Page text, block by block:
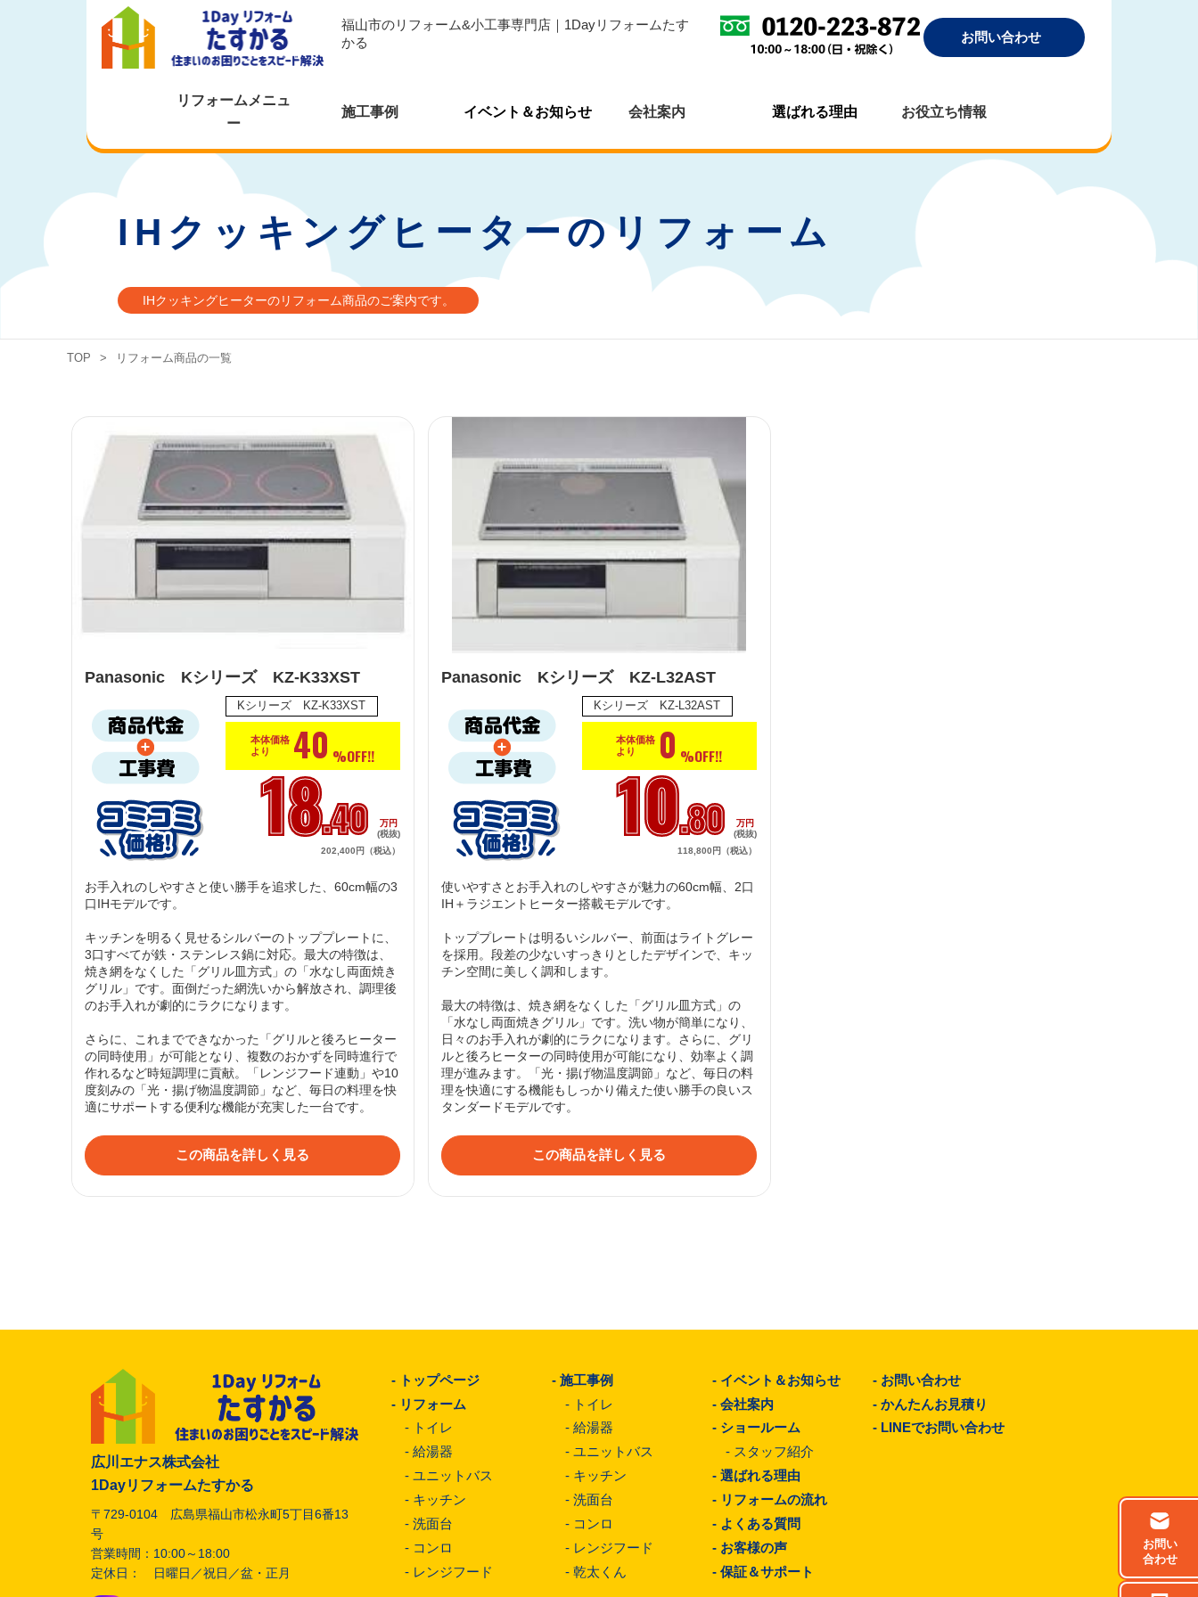
福山市のリフォーム&小工事専門店｜1Dayリフォームたす
かる
お問い合わせ
リフォームメニュ
ー
施工事例 イベント＆お知らせ 会社案内 選ばれる理由 お役立ち情報
IHクッキングヒーターのリフォーム
IHクッキングヒーターのリフォーム商品のご案内です。
TOP > リフォーム商品の一覧
Panasonic Kシリーズ KZ-K33XST
Kシリーズ KZ-K33XST
本体価格
より
40 %OFF!!
18.40
万円
(税抜)
202,400円（税込）
お手入れのしやすさと使い勝手を追求した、60cm幅の3
口IHモデルです。
キッチンを明るく見せるシルバーのトッププレートに、
3口すべてが鉄・ステンレス鍋に対応。最大の特徴は、
焼き網をなくした「グリル皿方式」の「水なし両面焼き
グリル」です。面倒だった網洗いから解放され、調理後
のお手入れが劇的にラクになります。
さらに、これまでできなかった「グリルと後ろヒーター
の同時使用」が可能となり、複数のおかずを同時進行で
作れるなど時短調理に貢献。「レンジフード連動」や10
度刻みの「光・揚げ物温度調節」など、毎日の料理を快
適にサポートする便利な機能が充実した一台です。
この商品を詳しく見る
Panasonic Kシリーズ KZ-L32AST
Kシリーズ KZ-L32AST
本体価格
より
0 %OFF!!
10.80
万円
(税抜)
118,800円（税込）
使いやすさとお手入れのしやすさが魅力の60cm幅、2口
IH＋ラジエントヒーター搭載モデルです。
トッププレートは明るいシルバー、前面はライトグレー
を採用。段差の少ないすっきりとしたデザインで、キッ
チン空間に美しく調和します。
最大の特徴は、焼き網をなくした「グリル皿方式」の
「水なし両面焼きグリル」です。洗い物が簡単になり、
日々のお手入れが劇的にラクになります。さらに、グリ
ルと後ろヒーターの同時使用が可能になり、効率よく調
理が進みます。「光・揚げ物温度調節」など、毎日の料
理を快適にする機能もしっかり備えた使い勝手の良いス
タンダードモデルです。
この商品を詳しく見る
広川エナス株式会社
1Dayリフォームたすかる
〒729-0104 広島県福山市松永町5丁目6番13
号
営業時間：10:00～18:00
定休日： 日曜日／祝日／盆・正月
-
トップページ
- リフォーム
- トイレ
-給湯器
-ユニットバス
- キッチン
-洗面台
- コンロ
- レンジフード
-施工事例
- トイレ
-給湯器
-ユニットバス
- キッチン
-洗面台
- コンロ
- レンジフード
-乾太くん
- イベント＆お知らせ
-会社案内
- ショールーム
- スタッフ紹介
-選ばれる理由
- リフォームの流れ
- よくある質問
- お客様の声
-保証＆サポート
- お問い合わせ
-かんたんお見積り
- LINEでお問い合わせ
お問い
合わせ